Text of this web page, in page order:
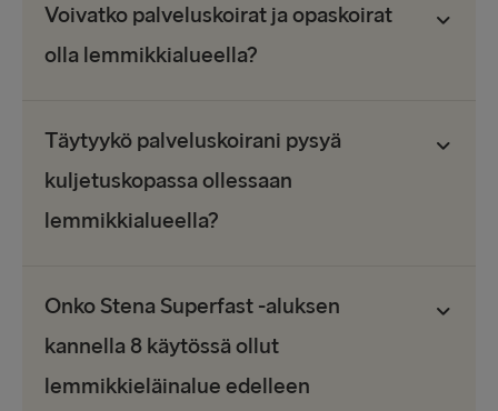
Voivatko palveluskoirat ja opaskoirat
olla lemmikkialueella?
Täytyykö palveluskoirani pysyä
kuljetuskopassa ollessaan
lemmikkialueella?
Onko Stena Superfast -aluksen
kannella 8 käytössä ollut
lemmikkieläinalue edelleen